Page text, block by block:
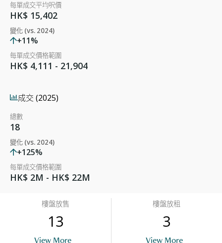
每單成交平均呎價
HK$ 15,402
變化 (vs. 2024)
+11%
每單成交價格範圍
HK$ 4,111 - 21,904
成交 (2025)
總數
18
變化 (vs. 2024)
+125%
每單成交價格範圍
HK$ 2M - HK$ 22M
樓盤放售
13
View More
樓盤放租
3
View More